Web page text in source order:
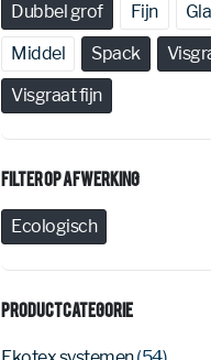
Dubbel grof Fijn
Middel
Spack
Visgraat fijn
Filter Op Afwerking
Ecologisch
Productcategorie